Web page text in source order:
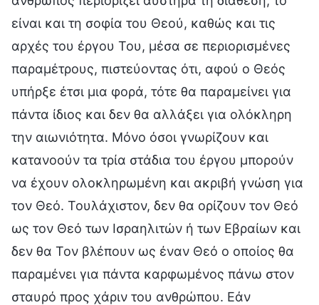
είναι και τη σοφία του Θεού, καθώς και τις
αρχές του έργου Του, μέσα σε περιορισμένες
παραμέτρους, πιστεύοντας ότι, αφού ο Θεός
υπήρξε έτσι μια φορά, τότε θα παραμείνει για
πάντα ίδιος και δεν θα αλλάξει για ολόκληρη
την αιωνιότητα. Μόνο όσοι γνωρίζουν και
κατανοούν τα τρία στάδια του έργου μπορούν
να έχουν ολοκληρωμένη και ακριβή γνώση για
τον Θεό. Τουλάχιστον, δεν θα ορίζουν τον Θεό
ως τον Θεό των Ισραηλιτών ή των Εβραίων και
δεν θα Τον βλέπουν ως έναν Θεό ο οποίος θα
παραμένει για πάντα καρφωμένος πάνω στον
σταυρό προς χάριν του ανθρώπου. Εάν